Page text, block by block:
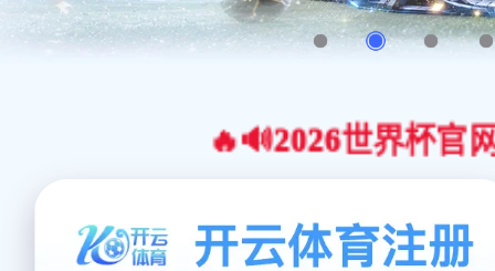
🔥🔊2026世界杯官网合作